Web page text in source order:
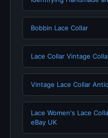
Bobbin Lace Collar
Lace Collar Vintage
Vintage Lace Collar
Lace Women's Lace
eBay UK